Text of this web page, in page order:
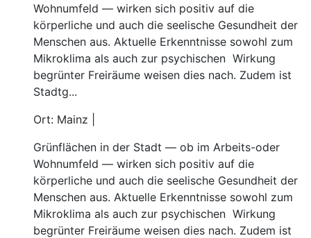
Wohnumfeld — wirken sich positiv auf die
körperliche und auch die seelische Gesundheit der
Menschen aus. Aktuelle Erkenntnisse sowohl zum
Mikroklima als auch zur psychischen Wirkung
begrünter Freiräume weisen dies nach. Zudem ist
Stadtg...
Ort: Mainz |
Grünflächen in der Stadt — ob im Arbeits-oder
Wohnumfeld — wirken sich positiv auf die
körperliche und auch die seelische Gesundheit der
Menschen aus. Aktuelle Erkenntnisse sowohl zum
Mikroklima als auch zur psychischen Wirkung
begrünter Freiräume weisen dies nach. Zudem ist